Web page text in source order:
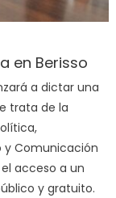
en Berisso
a dictar una
trata de la
y Comunicación
acceso a un
y gratuito.